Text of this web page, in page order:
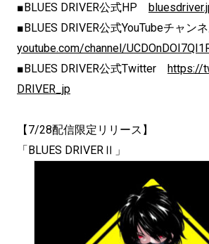
■BLUES DRIVER公式HP
■BLUES DRIVER公式YouTubeチャン
youtube.com/channel/
■BLUES DRIVER公式Twitter https://
DRIVER_jp
【7/28配信限定リリース】
「BLUES DRIVERⅡ」